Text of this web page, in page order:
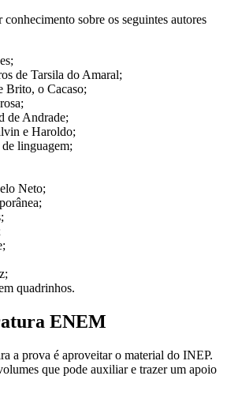
sobre os seguintes autores
de Tarsila do Amaral;
Brito, o Cacaso;
de Andrade;
e Haroldo;
linguagem;
Neto;
quadrinhos.
ENEM
a prova é aproveitar o material do INEP.
que pode auxiliar e trazer um apoio